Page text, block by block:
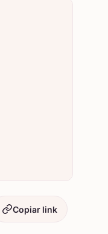
Copiar link